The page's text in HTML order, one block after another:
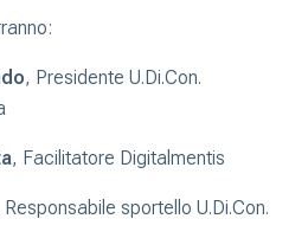
, Presidente U.Di.Con.
, Facilitatore Digitalmentis
Responsabile sportello U.Di.Con.